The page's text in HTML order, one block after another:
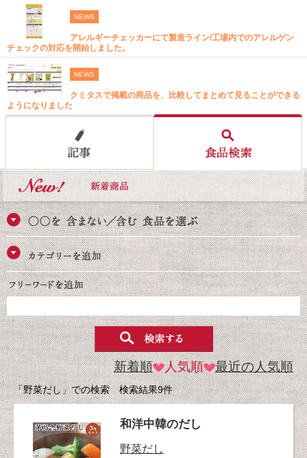
NEWS
アレルギーチェッカーにて製造ライン/工場内でのアレルゲン
チェックの対応を開始しました。
NEWS
クミタスで掲載の商品を、比較してまとめて見ることができる
ようになりました
新着順 人気順 最近の人気順
「野菜だし」での検索 検索結果9件
和洋中韓のだし
野菜だし